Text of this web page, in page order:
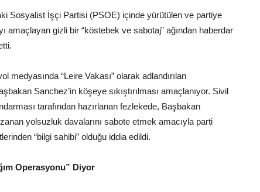
Sosyalist İşçi Partisi (PSOE) içinde yürütülen ve partiye
amaçlayan gizli bir “köstebek ve sabotaj” ağından haberdar
“Leire Vakası” olarak adlandırılan
Sanchez’in köşeye sıkıştırılması amaçlanıyor. Sivil
tarafından hazırlanan fezlekede, Başbakan
yolsuzluk davalarını sabote etmek amacıyla parti
“bilgi sahibi” olduğu iddia edildi.
Operasyonu” Diyor